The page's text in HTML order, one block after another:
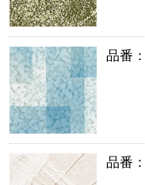
品番
品番